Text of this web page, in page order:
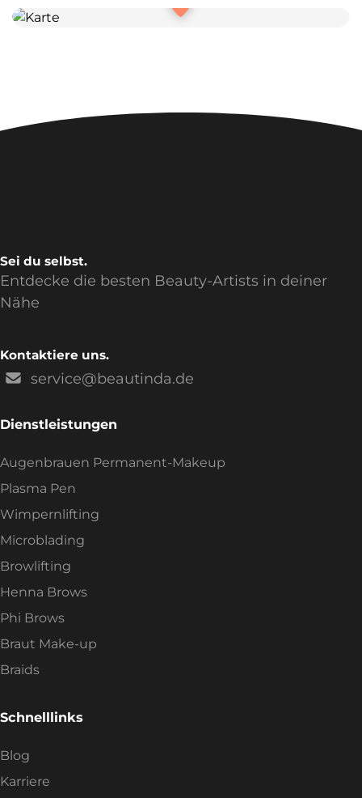
Sei du selbst.
Entdecke die besten Beauty-Artists in deiner
Nähe
Kontaktiere uns.
service@beautinda.de
Dienstleistungen
Augenbrauen Permanent-Makeup
Plasma Pen
Wimpernlifting
Microblading
Browlifting
Henna Brows
Phi Brows
Braut Make-up
Braids
Schnelllinks
Blog
Karriere